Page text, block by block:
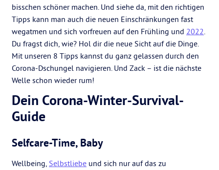
bisschen schöner machen. Und siehe da, mit den richtigen
Tipps kann man auch die neuen Einschränkungen fast
wegatmen und sich vorfreuen auf den Frühling und 2022.
Du fragst dich, wie? Hol dir die neue Sicht auf die Dinge.
Mit unseren 8 Tipps kannst du ganz gelassen durch den
Corona-Dschungel navigieren. Und Zack – ist die nächste
Welle schon wieder rum!
Dein Corona-Winter-Survival-
Guide
Selfcare-Time, Baby
Wellbeing, Selbstliebe und sich nur auf das zu